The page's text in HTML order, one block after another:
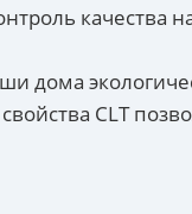
качества
дома
CLT